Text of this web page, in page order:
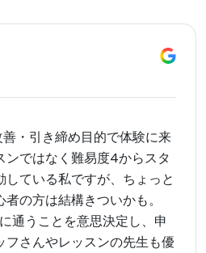
・引き締め目的で体験に来
ンではなく難易度4からスタ
ている私ですが、ちょっと
の方は結構きついかも。
通うことを意思決定し、申
フさんやレッスンの先生も優